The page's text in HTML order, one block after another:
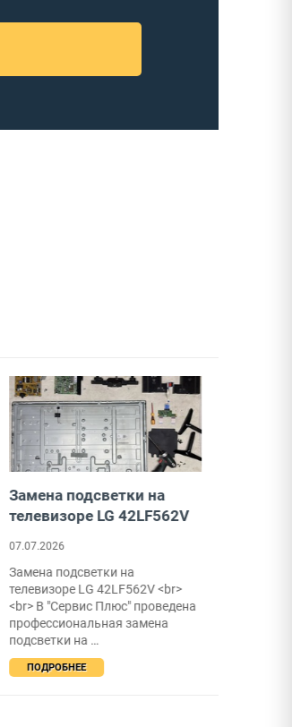
Замена подсветки на
телевизоре LG 42LF562V
07.07.2026
Замена подсветки на
телевизоре LG 42LF562V <br>
<br> В "Сервис Плюс" проведена
профессиональная замена
подсветки на …
ПОДРОБНЕЕ